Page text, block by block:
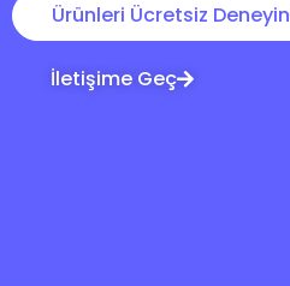
Ürünleri Ücretsiz Deneyin
İletişime Geç